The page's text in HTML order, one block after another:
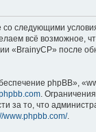
следующими
всё возможное,
«BrainyCP» после
phpBB»,
.
за то, что
www.phpbb.com/.